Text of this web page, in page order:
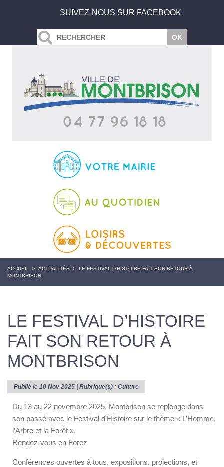
SUIVEZ-NOUS SUR FACEBOOK
ACCUEIL > ACTUALITÉS > LE FESTIVAL D’HISTOIRE FAIT SON RETOUR À
MONTBRISON
LE FESTIVAL D’HISTOIRE
FAIT SON RETOUR À
MONTBRISON
Publié le 10 Nov 2025 | Rubrique(s) : Culture
Du 13 au 22 novembre 2025, Montbrison se replonge dans
son passé avec le Festival d’Histoire sur le thème « L’Homme,
l’Arbre et la Forêt ».
Rendez-vous en Forez
Conférences ouvertes à tous, expositions, projections, et